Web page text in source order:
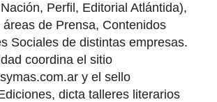
Perfil, Editorial Atlántida),
de Prensa, Contenidos
Sociales de distintas empresas.
coordina el sitio
y el sello
dicta talleres literarios